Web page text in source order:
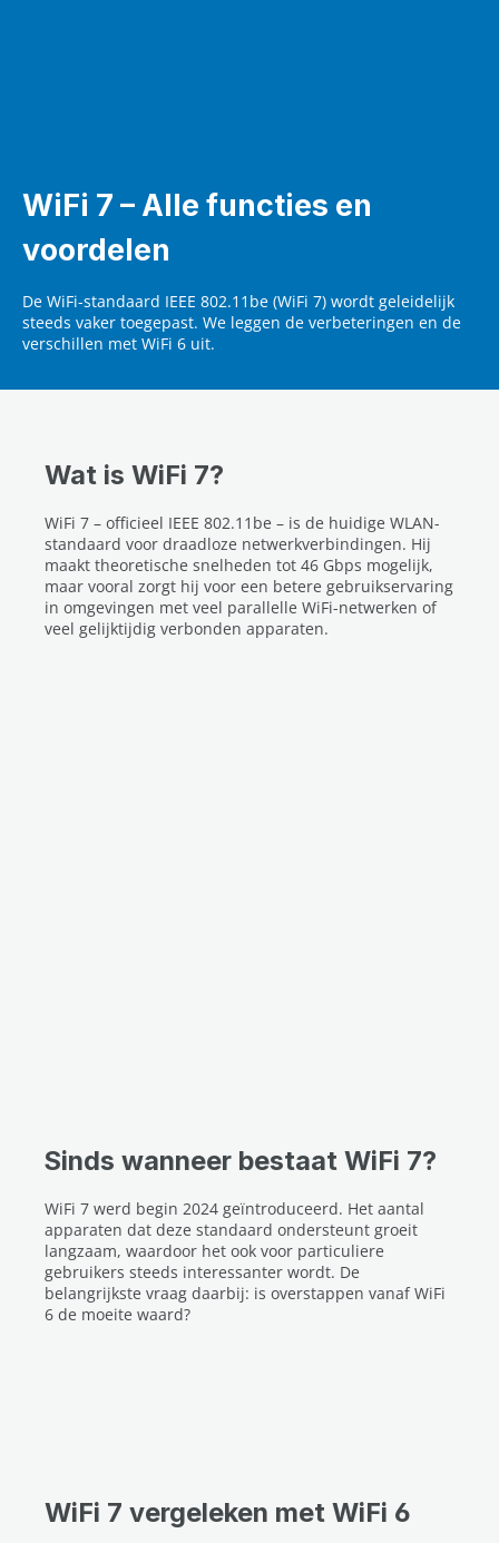
WiFi 7 – Alle functies en
voordelen
De WiFi-standaard IEEE 802.11be (WiFi 7) wordt geleidelijk
steeds vaker toegepast. We leggen de verbeteringen en de
verschillen met WiFi 6 uit.
Wat is WiFi 7?
WiFi 7 – officieel IEEE 802.11be – is de huidige WLAN-
standaard voor draadloze netwerkverbindingen. Hij
maakt theoretische snelheden tot 46 Gbps mogelijk,
maar vooral zorgt hij voor een betere gebruikservaring
in omgevingen met veel parallelle WiFi-netwerken of
veel gelijktijdig verbonden apparaten.
Sinds wanneer bestaat WiFi 7?
WiFi 7 werd begin 2024 geïntroduceerd. Het aantal
apparaten dat deze standaard ondersteunt groeit
langzaam, waardoor het ook voor particuliere
gebruikers steeds interessanter wordt. De
belangrijkste vraag daarbij: is overstappen vanaf WiFi
6 de moeite waard?
WiFi 7 vergeleken met WiFi 6